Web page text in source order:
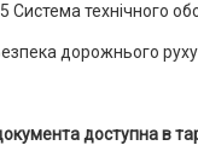
технічного
дорожнього
доступна в